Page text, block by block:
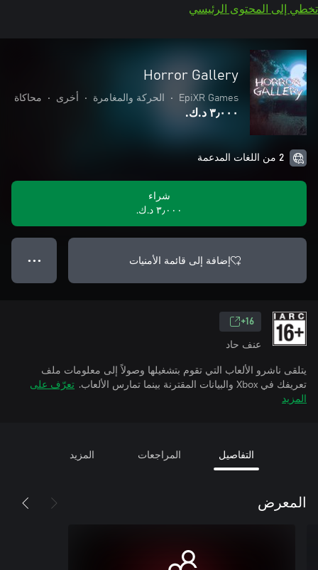
تخطي إلى المحتوى الرئيسي
Horror Gallery
EpiXR Games
• الحركة والمغامرة • أخرى • محاكاة
٣٫٠٠٠ د.ك.‏
2 من اللغات المدعمة
شراء
٣٫٠٠٠ د.ك.‏
إضافة إلى قائمة الأمنيات ● ● ●
16+
عنف حاد
يتلقى ناشرو الألعاب التي تقوم بتشغيلها وصولاً إلى معلومات ملف
تعريفك في Xbox والبيانات المقترنة بينما تمارس الألعاب.
تعرّف على
المزيد
التفاصيل المراجعات المزيد
المعرض